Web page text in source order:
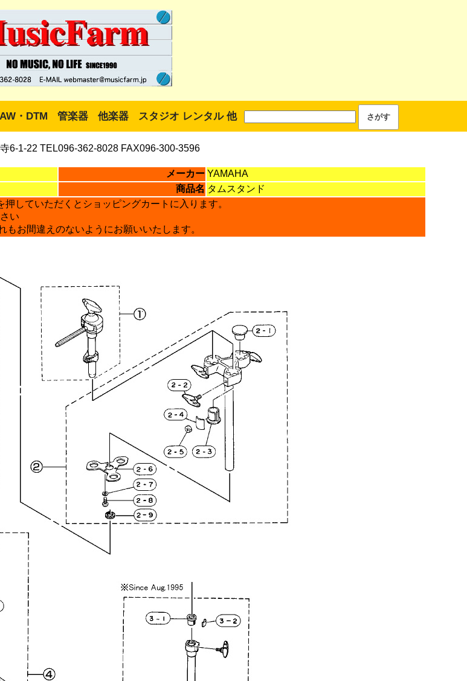
・DTM 管楽器 他楽器 スタジオ レンタル 他
6-1-22 TEL096-362-8028 FAX096-300-3596
メーカー YAMAHA
商品名 タムスタンド
していただくとショッピングカートに入ります。
い
お間違えのないようにお願いいたします。